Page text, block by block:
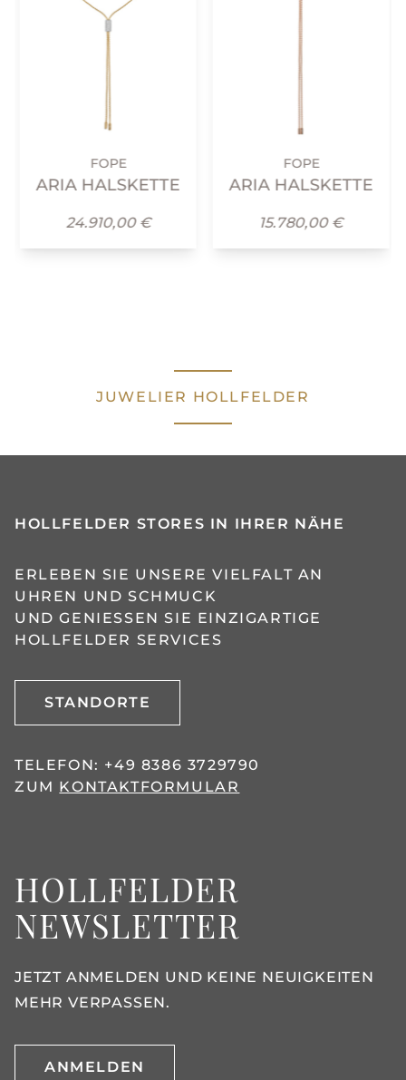
FOPE
ARIA HALSKETTE
24.910,00 €
FOPE
ARIA HALSKETTE
15.780,00 €
JUWELIER HOLLFELDER
HOLLFELDER STORES IN IHRER NÄHE
ERLEBEN SIE UNSERE VIELFALT AN
UHREN UND SCHMUCK
UND GENIESSEN SIE EINZIGARTIGE H
OLLFELDER SERVICES
STANDORTE
TELEFON: +49 8386 3729790
ZUM KONTAKTFORMULAR
HOLLFELDER
NEWSLETTER
JETZT ANMELDEN UND KEINE NEUIGKEITEN
MEHR VERPASSEN.
ANMELDEN